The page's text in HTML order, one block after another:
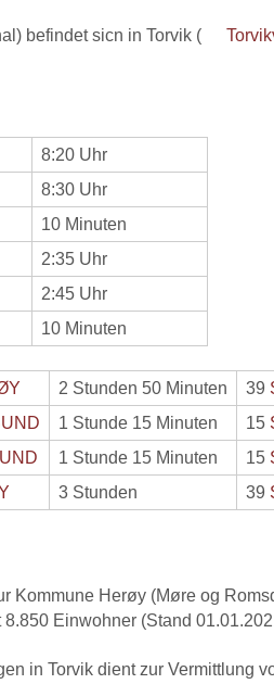
befindet sicn in Torvik (
8:20 Uhr
8:30 Uhr
10 Minuten
2:35 Uhr
2:45 Uhr
10 Minuten
2 Stunden 50 Minuten 39
1 Stunde 15 Minuten 15
1 Stunde 15 Minuten 15
3 Stunden 39
Kommune Herøy (Møre og
Einwohner (Stand
in Torvik dient zur Vermittlung